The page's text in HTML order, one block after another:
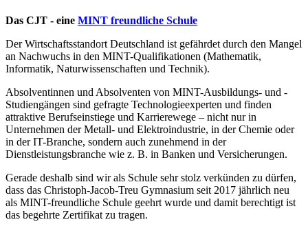
Das CJT - eine MINT freundliche Schule
Der Wirtschaftsstandort Deutschland ist gefährdet durch den Mangel
an Nachwuchs in den MINT-Qualifikationen (Mathematik,
Informatik, Naturwissenschaften und Technik).
Absolventinnen und Absolventen von MINT-Ausbildungs- und -
Studiengängen sind gefragte Technologieexperten und finden
attraktive Berufseinstiege und Karrierewege – nicht nur in
Unternehmen der Metall- und Elektroindustrie, in der Chemie oder
in der IT-Branche, sondern auch zunehmend in der
Dienstleistungsbranche wie z. B. in Banken und Versicherungen.
Gerade deshalb sind wir als Schule sehr stolz verkünden zu dürfen,
dass das Christoph-Jacob-Treu Gymnasium seit 2017 jährlich neu
als MINT-freundliche Schule geehrt wurde und damit berechtigt ist
das begehrte Zertifikat zu tragen.